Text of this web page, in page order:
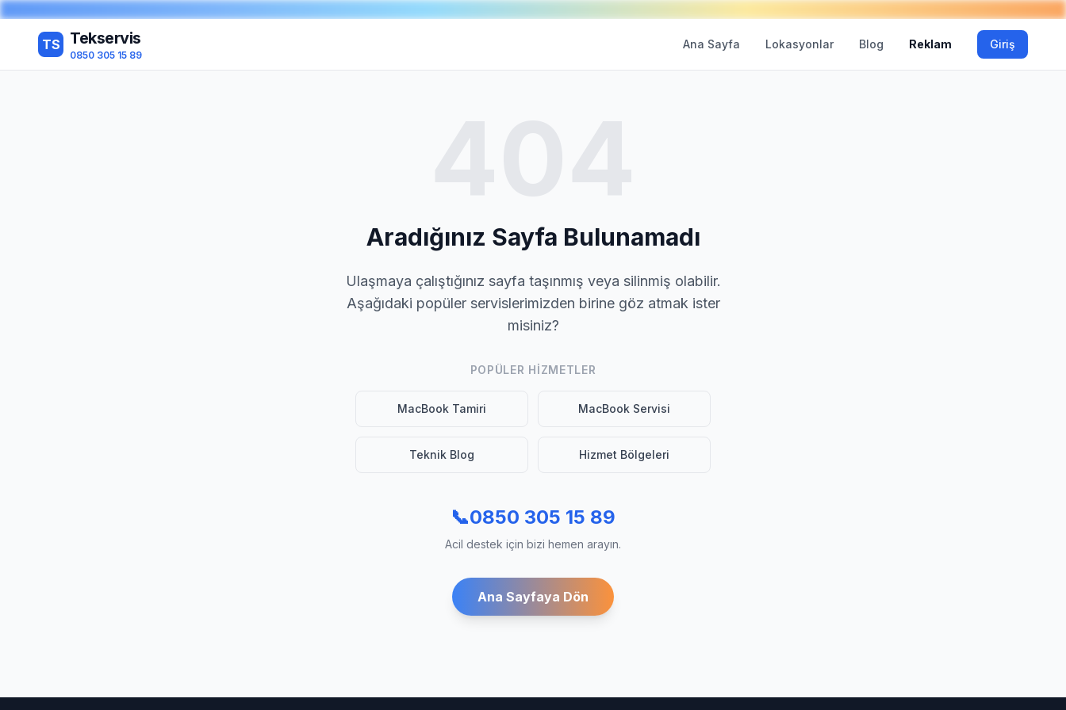
TS Tekservis
0850 305 15 89
Ana Sayfa Lokasyonlar Blog Reklam Giriş
Aradığınız Sayfa Bulunamadı
Ulaşmaya çalıştığınız sayfa taşınmış veya silinmiş olabilir.
Aşağıdaki popüler servislerimizden birine göz atmak ister
misiniz?
POPÜLER HIZMETLER
MacBook Tamiri MacBook Servisi
Teknik Blog Hizmet Bölgeleri
📞0850 305 15 89
Acil destek için bizi hemen arayın.
Ana Sayfaya Dön